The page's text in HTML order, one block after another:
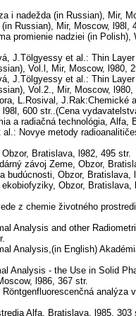
i nadežda (in Russian), Mir,
Russian), Mir, Moscow, l98l,
promienie nadziei (in Polish),
J.Tölgyessy et al.: Thin
Vol.l, Mir, Moscow, l980,
J.Tölgyessy et al.: Thin
Vol.2., Mir, Moscow, l980,
L.Rosival, J.Rak:Chemické
600 str..(Cena
a radiačná technológia, Alfa,
Novye metody
Bratislava, l982, 495 str.
závoj Zeme, Obzor,
budúcnosti, Obzor, Bratislava,
Obzor, Bratislava,
z chemie životného
Analysis and other
Analysis,(in English)
Analysis - the Use in Solid
l986, 367 str.
analýza
Alfa, Bratislava, l985, 303